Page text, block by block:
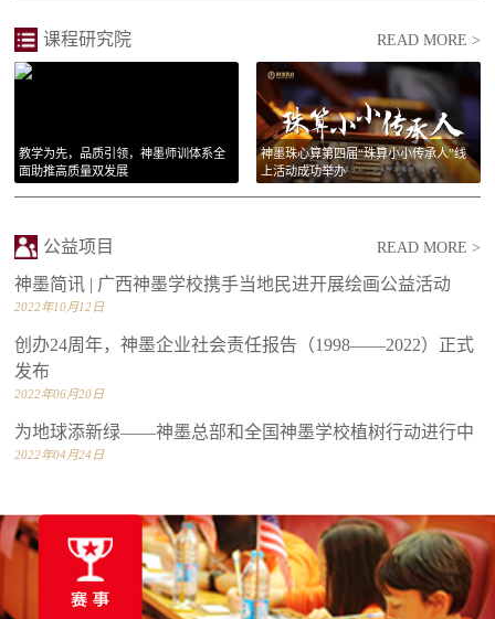
READ MORE >
课程研究院
教学为先，品质引领，神墨师训体系全
面助推高质量双发展
神墨珠心算第四届“珠算小小传承人”线
上活动成功举办
READ MORE >
公益项目
神墨简讯 | 广西神墨学校携手当地民进开展绘画公益活动
2022年10月12日
创办24周年，神墨企业社会责任报告（1998——2022）正式
发布
2022年06月20日
为地球添新绿——神墨总部和全国神墨学校植树行动进行中
2022年04月24日